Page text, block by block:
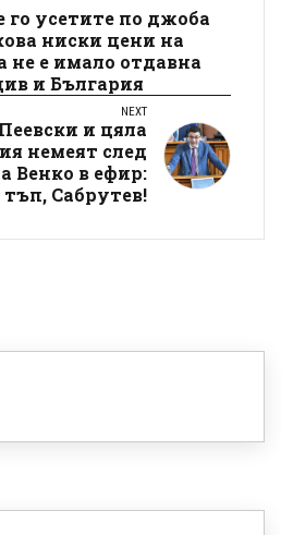
го усетите по джоба
ниски цени на
не е имало отдавна
и България
NEXT
и цяла
немеят след
Венко в ефир:
Сабрутев!